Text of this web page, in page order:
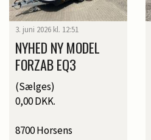
3. juni 2026 kl. 12:51
NYHED NY MODEL
FORZAB EQ3
(Sælges)
0,00 DKK.
8700 Horsens